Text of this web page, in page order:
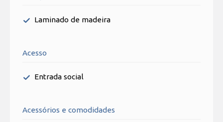
Laminado de madeira
Acesso
Entrada social
Acessórios e comodidades